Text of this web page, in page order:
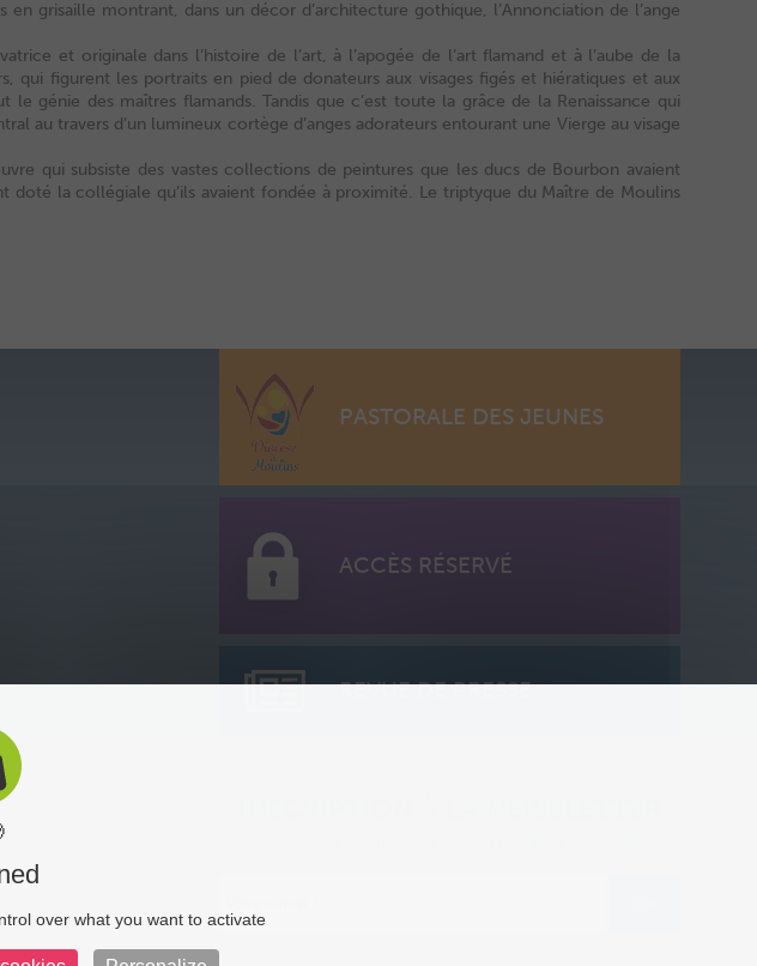
grisaille montrant, dans un décor d’architecture gothique, l’Annonciation de l’ange
et originale dans l’histoire de l’art, à l’apogée de l’art flamand et à l’aube de la
qui figurent les portraits en pied de donateurs aux visages figés et hiératiques et aux
génie des maîtres flamands. Tandis que c’est toute la grâce de la Renaissance qui
au travers d’un lumineux cortège d’anges adorateurs entourant une Vierge au visage
qui subsiste des vastes collections de peintures que les ducs de Bourbon avaient
doté la collégiale qu’ils avaient fondée à proximité. Le triptyque du Maître de Moulins
PASTORALE DES JEUNES
ACCÈS RÉSERVÉ
REVUE DE PRESSE
over what you want to activate